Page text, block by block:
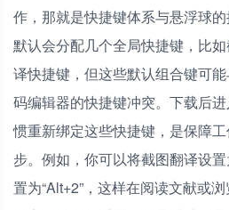
作，那就是快捷键体系与悬浮球
默认会分配几个全局快捷键，比
译快捷键，但这些默认组合键可
码编辑器的快捷键冲突。下载后
惯重新绑定这些快捷键，是保障
步。例如，你可以将截图翻译设
置为“Alt+2”，这样在阅读文献或